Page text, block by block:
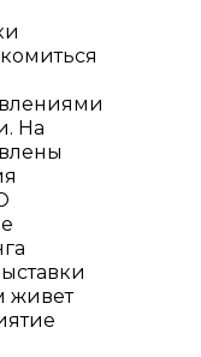
На
живет